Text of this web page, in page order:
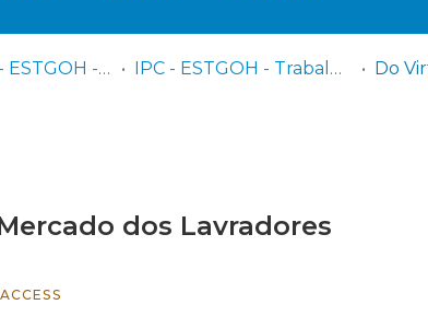
UPCoimbra - ESTGOH - Escola Superior de Tecnologia e Gestão de Oliveira do Hospital IPC - ESTGOH - Trabalhos de Projeto/Relatórios de Estágio
dos Lavradores